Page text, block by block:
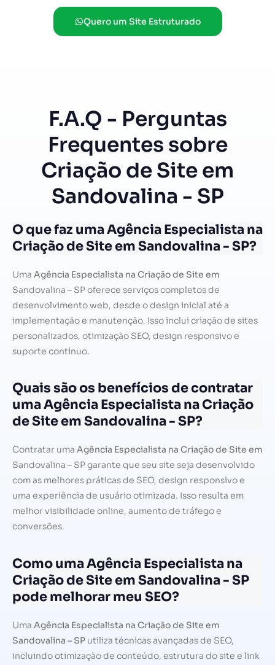
Quero um Site Estruturado
F.A.Q - Perguntas
Frequentes sobre
Criação de Site em
Sandovalina - SP
O que faz uma Agência Especialista na
Criação de Site em Sandovalina - SP?
Uma Agência Especialista na Criação de Site em
Sandovalina – SP oferece serviços completos de
desenvolvimento web, desde o design inicial até a
implementação e manutenção. Isso inclui criação de sites
personalizados, otimização SEO, design responsivo e
suporte contínuo.
Quais são os benefícios de contratar
uma Agência Especialista na Criação
de Site em Sandovalina - SP?
Contratar uma Agência Especialista na Criação de Site em
Sandovalina – SP garante que seu site seja desenvolvido
com as melhores práticas de SEO, design responsivo e
uma experiência de usuário otimizada. Isso resulta em
melhor visibilidade online, aumento de tráfego e
conversões.
Como uma Agência Especialista na
Criação de Site em Sandovalina - SP
pode melhorar meu SEO?
Uma Agência Especialista na Criação de Site em
Sandovalina – SP utiliza técnicas avançadas de SEO,
incluindo otimização de conteúdo, estrutura do site e link